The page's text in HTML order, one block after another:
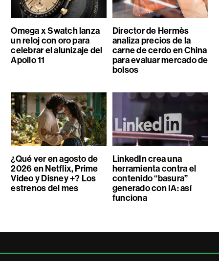
Omega x Swatch lanza
un reloj con oro para
celebrar el alunizaje del
Apollo 11
Director de Hermès
analiza precios de la
carne de cerdo en China
para evaluar mercado de
bolsos
¿Qué ver en agosto de
2026 en Netflix, Prime
Video y Disney +? Los
estrenos del mes
LinkedIn crea una
herramienta contra el
contenido “basura”
generado con IA: así
funciona